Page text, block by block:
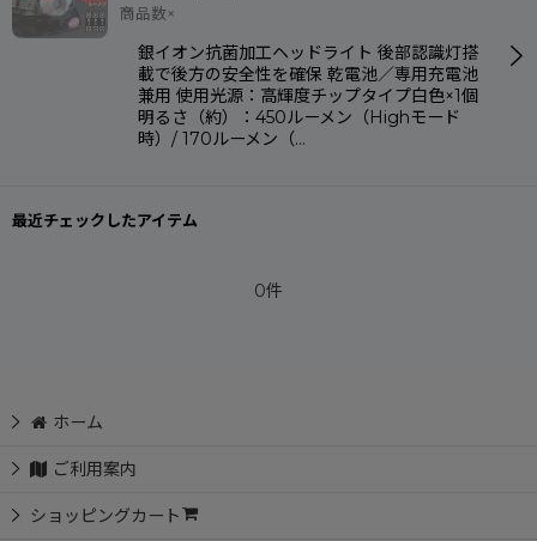
商品数×
銀イオン抗菌加工ヘッドライト 後部認識灯搭
載で後方の安全性を確保 乾電池／専用充電池
兼用 使用光源：高輝度チップタイプ白色×1個
明るさ（約）：450ルーメン（Highモード
時）/ 170ルーメン（…
最近チェックしたアイテム
0件
ホーム
ご利用案内
ショッピングカート